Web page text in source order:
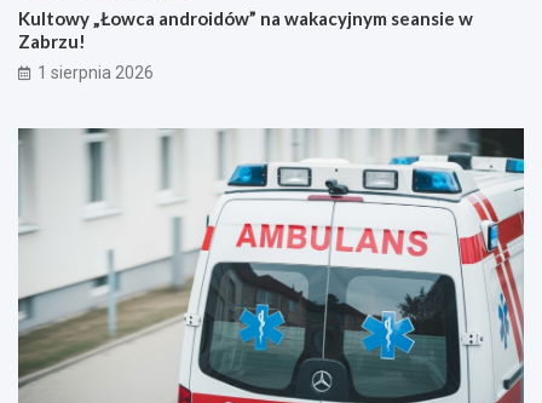
e
m
!
Kultowy „Łowca androidów” na wakacyjnym seansie w
Zabrzu!
1 sierpnia 2026